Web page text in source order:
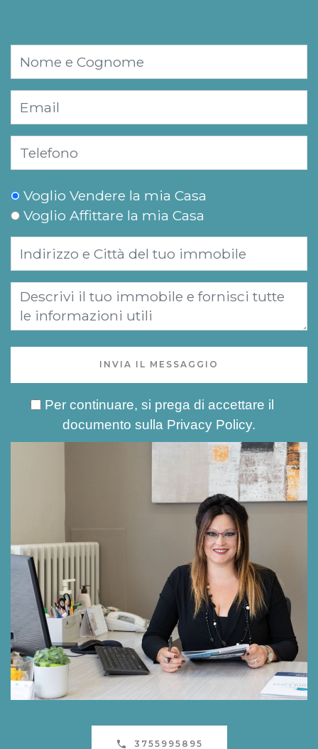
Voglio Vendere la mia Casa
Voglio Affittare la mia Casa
INVIA IL MESSAGGIO
Per continuare, si prega di accettare il
documento sulla Privacy Policy.
3755995895